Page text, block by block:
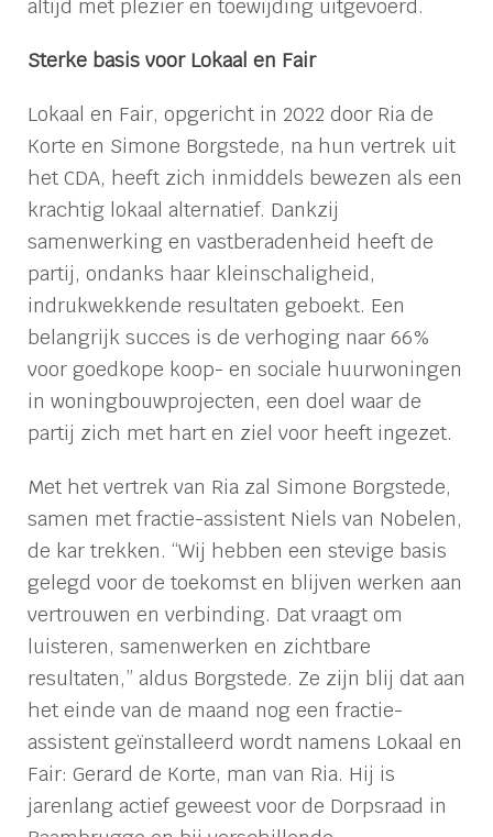
altijd met plezier en toewijding uitgevoerd.
Sterke basis voor Lokaal en Fair
Lokaal en Fair, opgericht in 2022 door Ria de
Korte en Simone Borgstede, na hun vertrek uit
het CDA, heeft zich inmiddels bewezen als een
krachtig lokaal alternatief. Dankzij
samenwerking en vastberadenheid heeft de
partij, ondanks haar kleinschaligheid,
indrukwekkende resultaten geboekt. Een
belangrijk succes is de verhoging naar 66%
voor goedkope koop- en sociale huurwoningen
in woningbouwprojecten, een doel waar de
partij zich met hart en ziel voor heeft ingezet.
Met het vertrek van Ria zal Simone Borgstede,
samen met fractie-assistent Niels van Nobelen,
de kar trekken. “Wij hebben een stevige basis
gelegd voor de toekomst en blijven werken aan
vertrouwen en verbinding. Dat vraagt om
luisteren, samenwerken en zichtbare
resultaten,” aldus Borgstede. Ze zijn blij dat aan
het einde van de maand nog een fractie-
assistent geïnstalleerd wordt namens Lokaal en
Fair: Gerard de Korte, man van Ria. Hij is
jarenlang actief geweest voor de Dorpsraad in